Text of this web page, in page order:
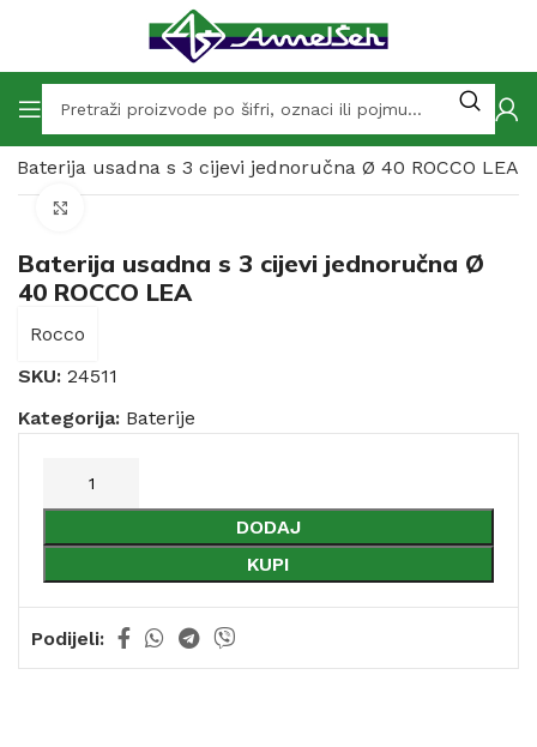
Baterija usadna s 3 cijevi jednoručna Ø 40 ROCCO LEA
Baterija usadna s 3 cijevi jednoručna Ø
40 ROCCO LEA
Rocco
SKU: 24511
Kategorija: Baterije
DODAJ
KUPI
Podijeli: